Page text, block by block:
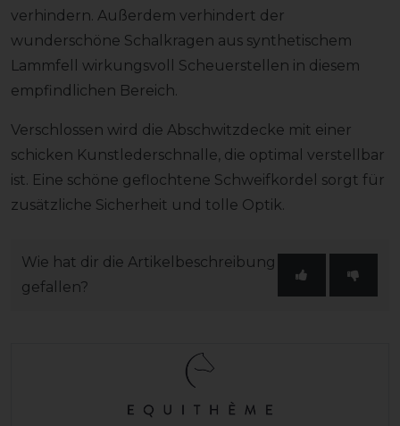
verhindern. Außerdem verhindert der
wunderschöne Schalkragen aus synthetischem
Lammfell wirkungsvoll Scheuerstellen in diesem
empfindlichen Bereich.
Verschlossen wird die Abschwitzdecke mit einer
schicken Kunstlederschnalle, die optimal verstellbar
ist. Eine schöne geflochtene Schweifkordel sorgt für
zusätzliche Sicherheit und tolle Optik.
Wie hat dir die Artikelbeschreibung
gefallen?